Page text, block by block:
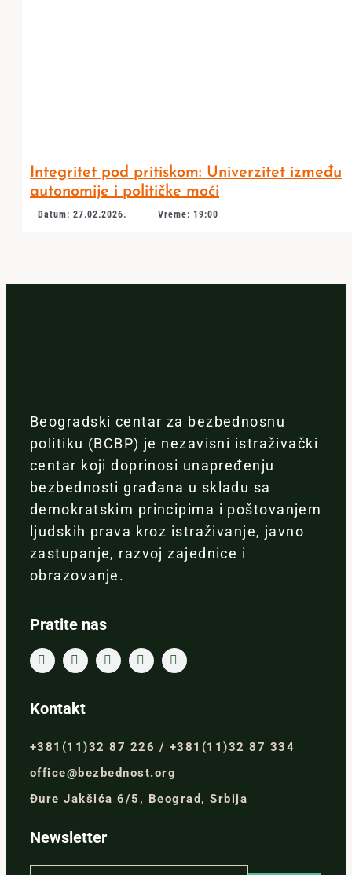
Integritet pod pritiskom: Univerzitet između
autonomije i političke moći
Datum: 27.02.2026. Vreme: 19:00
Beogradski centar za bezbednosnu
politiku (BCBP) je nezavisni istraživački
centar koji doprinosi unapređenju
bezbednosti građana u skladu sa
demokratskim principima i poštovanjem
ljudskih prava kroz istraživanje, javno
zastupanje, razvoj zajednice i
obrazovanje.
Pratite nas
Kontakt
+381(11)32 87 226 / +381(11)32 87 334
office@bezbednost.org
Đure Jakšića 6/5, Beograd, Srbija
Newsletter